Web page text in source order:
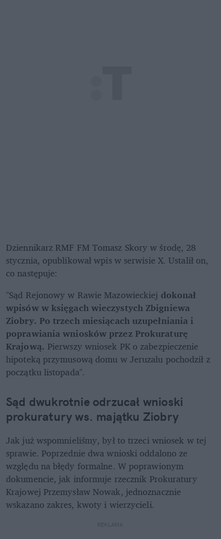
Dziennikarz RMF FM Tomasz Skory w środę, 28
stycznia, opublikował wpis w serwisie X. Ustalił on,
co następuje:
"Sąd Rejonowy w Rawie Mazowieckiej dokonał
wpisów w księgach wieczystych Zbigniewa
Ziobry. Po trzech miesiącach uzupełniania i
poprawiania wniosków przez Prokuraturę
Krajową. Pierwszy wniosek PK o zabezpieczenie
hipoteką przymusową domu w Jeruzalu pochodził z
początku listopada".
Sąd dwukrotnie odrzucał wnioski
prokuratury ws. majątku Ziobry
Jak już wspomnieliśmy, był to trzeci wniosek w tej
sprawie. Poprzednie dwa wnioski oddalono ze
względu na błędy formalne. W poprawionym
dokumencie, jak informuje rzecznik Prokuratury
Krajowej Przemysław Nowak, jednoznacznie
wskazano zakres, kwoty i wierzycieli.
REKLAMA